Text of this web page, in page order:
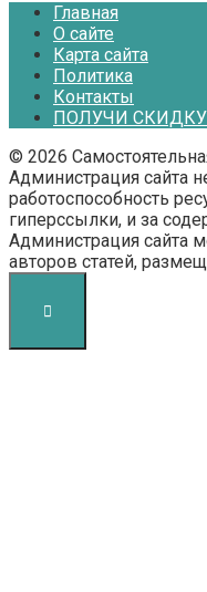
Главная
О сайте
Карта сайта
Политика
Контакты
ПОЛУЧИ СКИДКУ
© 2026
Администрация сайта
работоспособность
гиперссылки, и за
Администрация сайта
авторов статей,